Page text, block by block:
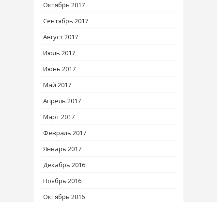
Октябрь 2017
Сентябрь 2017
Август 2017
Июль 2017
Июнь 2017
Май 2017
Апрель 2017
Март 2017
Февраль 2017
Январь 2017
Декабрь 2016
Ноябрь 2016
Октябрь 2016